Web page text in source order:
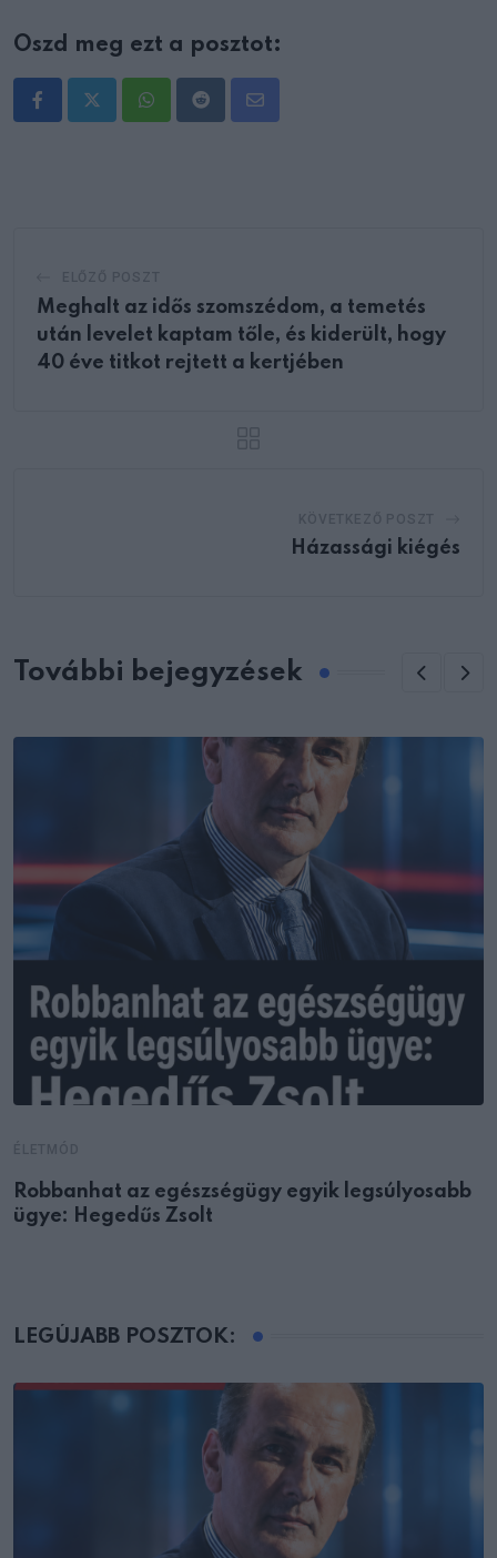
Oszd meg ezt a posztot:
WhatsappRedditShare
Meghalt az idős szomszédom, a temetés
után levelet kaptam tőle, és kiderült, hogy
40 éve titkot rejtett a kertjében
Házassági kiégés
További bejegyzések
Robbanhat az egészségügy egyik legsúlyosabb
ügye: Hegedűs Zsolt
LEGÚJABB POSZTOK: